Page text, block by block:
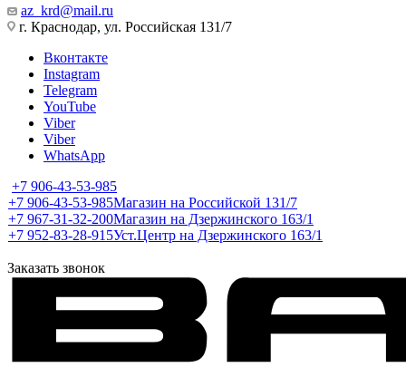
az_krd@mail.ru
г. Краснодар, ул. Российская 131/7
Вконтакте
Instagram
Telegram
YouTube
Viber
Viber
WhatsApp
+7 906-43-53-985
+7 906-43-53-985Магазин на Российской 131/7
+7 967-31-32-200Магазин на Дзержинского 163/1
+7 952-83-28-915Уст.Центр на Дзержинского 163/1
Заказать звонок